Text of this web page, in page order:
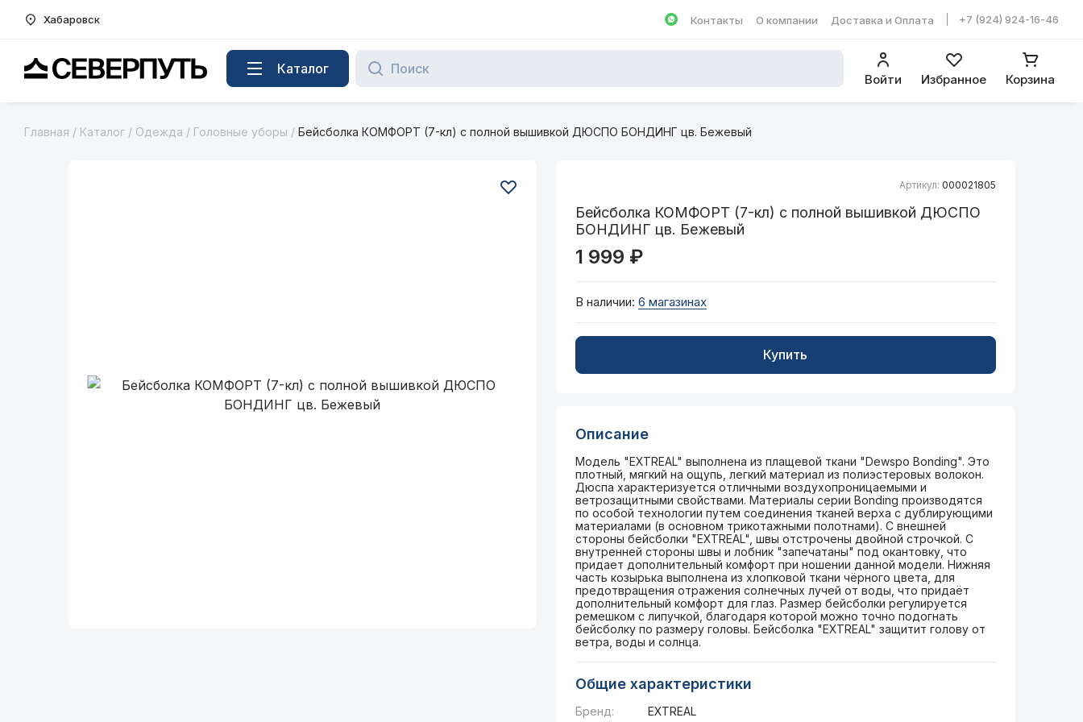
Хабаровск
Написать в WhatsApp
Контакты О компании Доставка и Оплата +7 (924) 924-16-46
Вернуться на главную страницу Каталог
Войти Избранное Корзина
Главная / Каталог / Одежда / Головные уборы / Бейсболка КОМФОРТ (7-кл) с полной вышивкой ДЮСПО БОНДИНГ цв. Бежевый
Артикул: 000021805
Бейсболка КОМФОРТ (7-кл) с полной вышивкой ДЮСПО
БОНДИНГ цв. Бежевый
1 999 ₽
В наличии: 6 магазинах
Купить
Описание
Модель "EXTREAL" выполнена из плащевой ткани "Dewspo Bonding". Это
плотный, мягкий на ощупь, легкий материал из полиэстеровых волокон.
Дюспа характеризуется отличными воздухопроницаемыми и
ветрозащитными свойствами. Материалы серии Bonding производятся
по особой технологии путем соединения тканей верха с дублирующими
материалами (в основном трикотажными полотнами). С внешней
стороны бейсболки "EXTREAL", швы отстрочены двойной строчкой. С
внутренней стороны швы и лобник "запечатаны" под окантовку, что
придает дополнительный комфорт при ношении данной модели. Нижняя
часть козырька выполнена из хлопковой ткани чёрного цвета, для
предотвращения отражения солнечных лучей от воды, что придаёт
дополнительный комфорт для глаз. Размер бейсболки регулируется
ремешком с липучкой, благодаря которой можно точно подогнать
бейсболку по размеру головы. Бейсболка "EXTREAL" защитит голову от
ветра, воды и солнца.
Общие характеристики
Бренд: EXTREAL